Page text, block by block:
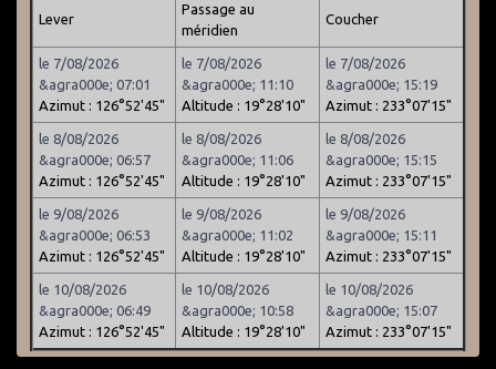
Lever
Passage au
méridien
Coucher
le 7/08/2026
&agra000e; 07:01
Azimut : 126°52'45"
le 7/08/2026
&agra000e; 11:10
Altitude : 19°28'10"
le 7/08/2026
&agra000e; 15:19
Azimut : 233°07'15"
le 8/08/2026
&agra000e; 06:57
Azimut : 126°52'45"
le 8/08/2026
&agra000e; 11:06
Altitude : 19°28'10"
le 8/08/2026
&agra000e; 15:15
Azimut : 233°07'15"
le 9/08/2026
&agra000e; 06:53
Azimut : 126°52'45"
le 9/08/2026
&agra000e; 11:02
Altitude : 19°28'10"
le 9/08/2026
&agra000e; 15:11
Azimut : 233°07'15"
le 10/08/2026
&agra000e; 06:49
Azimut : 126°52'45"
le 10/08/2026
&agra000e; 10:58
Altitude : 19°28'10"
le 10/08/2026
&agra000e; 15:07
Azimut : 233°07'15"